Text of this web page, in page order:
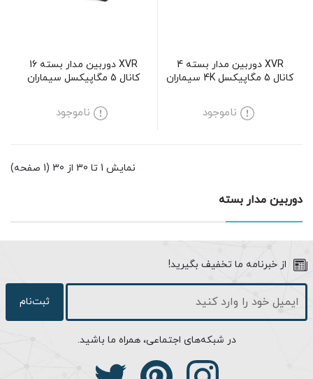
XVR دوربین مدار بسته 4
کانال 5 مگاپیکسل 4K سیماران
ناموجود
XVR دوربین مدار بسته 16
کانال 5 مگاپیکسل سیماران
ناموجود
نمایش 1 تا 30 از 30 (1 صفحه)
دوربین مدار بسته
از خبرنامه ما تخفیف بگیرید!
ثبت‌نام
در شبکه‌های اجتماعی، همراه ما باشید.